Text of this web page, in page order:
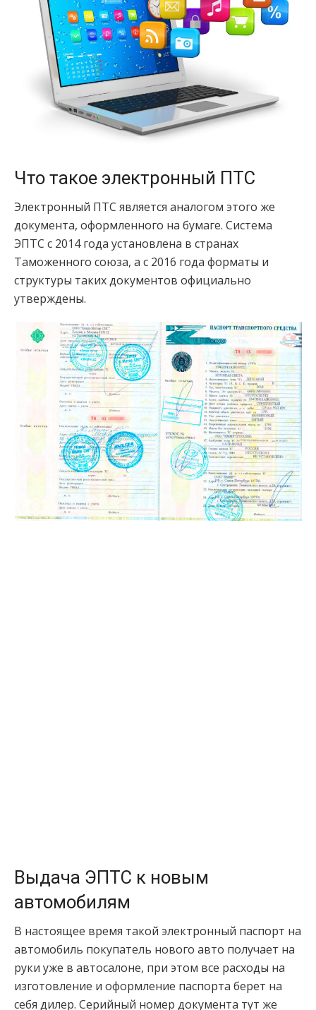
Что такое электронный ПТС
Электронный ПТС является аналогом этого же
документа, оформленного на бумаге. Система
ЭПТС с 2014 года установлена в странах
Таможенного союза, а с 2016 года форматы и
структуры таких документов официально
утверждены.
Выдача ЭПТС к новым
автомобилям
В настоящее время такой электронный паспорт на
автомобиль покупатель нового авто получает на
руки уже в автосалоне, при этом все расходы на
изготовление и оформление паспорта берет на
себя дилер. Серийный номер документа тут же